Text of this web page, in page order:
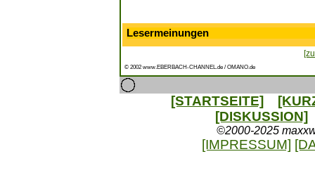
Lesermeinungen
© 2002 www.EBERBACH-CHANNEL.de / OMANO.de
[STARTSEITE]
[DISKUSSION]
©2000-2025
[IMPRESSUM]